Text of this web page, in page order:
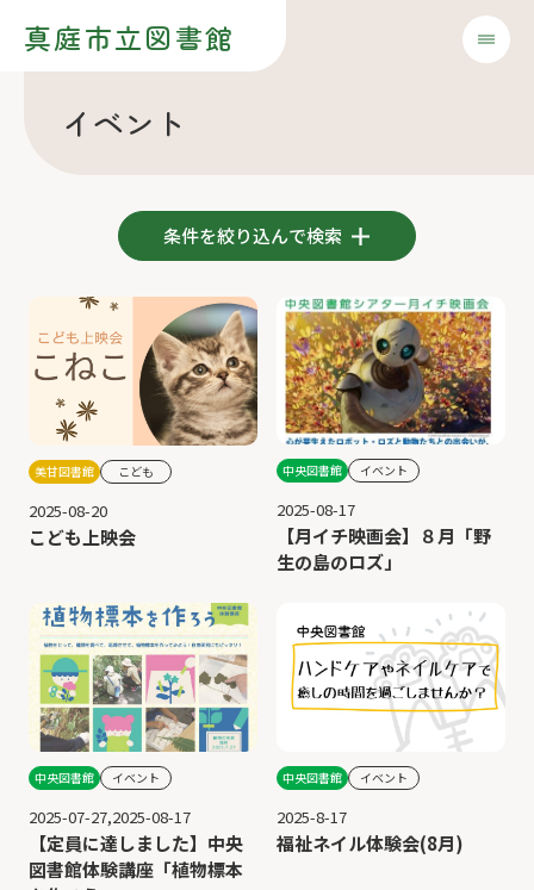
真庭市立図書館
イベント
条件を絞り込んで検索
美甘図書館 こども
2025-08-20
こども上映会
中央図書館 イベント
2025-08-17
【月イチ映画会】８月「野
生の島のロズ」
中央図書館 イベント
2025-07-27,2025-08-17
【定員に達しました】中央
図書館体験講座「植物標本
中央図書館 イベント
2025-8-17
福祉ネイル体験会(8月)